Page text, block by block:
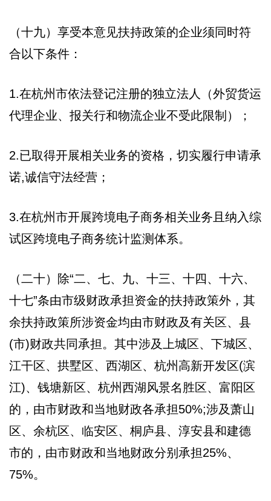
（十九）享受本意见扶持政策的企业须同时符
合以下条件：
1.在杭州市依法登记注册的独立法人（外贸货运
代理企业、报关行和物流企业不受此限制）；
2.已取得开展相关业务的资格，切实履行申请承
诺,诚信守法经营；
3.在杭州市开展跨境电子商务相关业务且纳入综
试区跨境电子商务统计监测体系。
（二十）除“二、七、九、十三、十四、十六、
十七”条由市级财政承担资金的扶持政策外，其
余扶持政策所涉资金均由市财政及有关区、县
(市)财政共同承担。其中涉及上城区、下城区、
江干区、拱墅区、西湖区、杭州高新开发区(滨
江)、钱塘新区、杭州西湖风景名胜区、富阳区
的，由市财政和当地财政各承担50%;涉及萧山
区、余杭区、临安区、桐庐县、淳安县和建德
市的，由市财政和当地财政分别承担25%、
75%。